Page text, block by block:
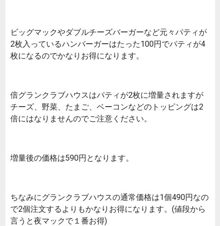
ビッグマックやダブルチーズバーガーなど元々パティが
2枚入っているハンバーガーはたった100円でパティが4
枚になるのでかなりお得になります。
倍グランクラブハウスはパティが2枚に増量されますが
チーズ、野菜、たまご、ベーコンなどのトッピングは2
倍にはなりませんのでご注意ください。
増量後の価格は590円となります。
ちなみにグランクラブハウスの通常価格は1個490円なの
で2個注文するよりもかなりお得になります。(値段から
言うと夜マックで１番お得)